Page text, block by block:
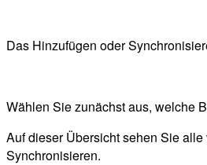
Das Hinzufügen oder
Wählen Sie zunächst aus, welche
Auf dieser Übersicht sehen Sie
Synchronisieren.